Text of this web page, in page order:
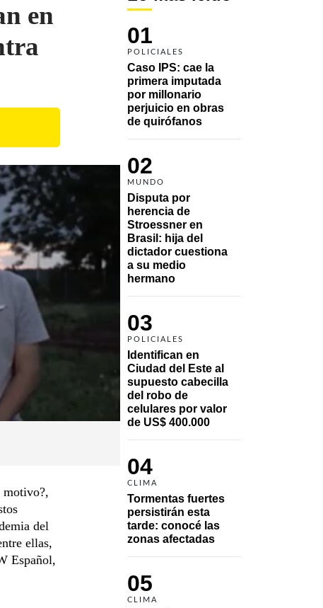
01
POLICIALES
Caso IPS: cae la
primera imputada
por millonario
perjuicio en obras
de quirófanos
02
MUNDO
Disputa por
herencia de
Stroessner en
Brasil: hija del
dictador cuestiona
a su medio
hermano
03
POLICIALES
Identifican en
Ciudad del Este al
supuesto cabecilla
del robo de
celulares por valor
de US$ 400.000
04
CLIMA
Tormentas fuertes
persistirán esta
tarde: conocé las
zonas afectadas
05
CLIMA
en
motivo?,
del
ellas,
Español,